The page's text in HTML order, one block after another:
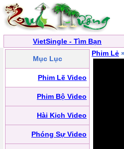
VietSingle - Tìm Bạn
Mục Lục
Phim Lẽ Video
Phim Bộ Video
Hài Kịch Video
Phóng Sự Video
Phim Lẻ